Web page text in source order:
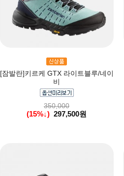
[잠발란]키르케 GTX 라이트블루/네이
비
350,000
(15%↓) 297,500원